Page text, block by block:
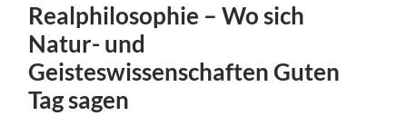
Realphilosophie – Wo sich
Natur- und
Geisteswissenschaften Guten
Tag sagen